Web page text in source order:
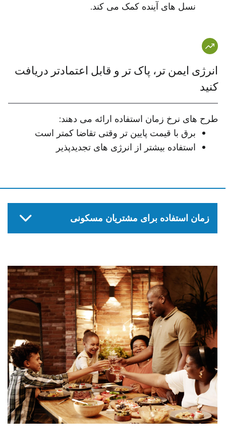
نسل های آینده کمک می کند.
انرژی ایمن تر، پاک تر و قابل اعتمادتر دریافت
کنید
طرح های نرخ زمان استفاده ارائه می دهند:
برق با قیمت پایین تر وقتی تقاضا کمتر است
استفاده بیشتر از انرژی های تجدیدپذیر
زمان استفاده برای مشتریان مسکونی